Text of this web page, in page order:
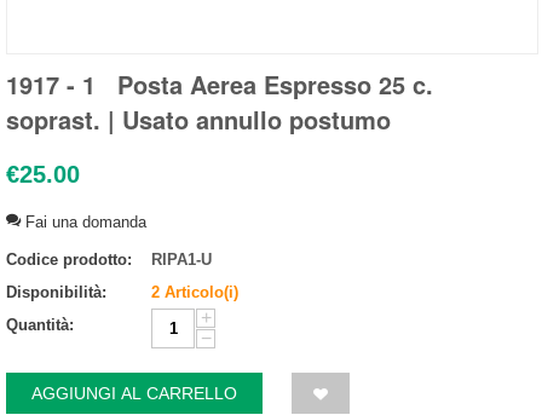
1917 - 1 Posta Aerea Espresso 25 c.
soprast. | Usato annullo postumo
€25.00
Fai una domanda
Codice prodotto:
RIPA1-U
Disponibilità:
2 Articolo(i)
Quantità:
+
−
AGGIUNGI AL CARRELLO